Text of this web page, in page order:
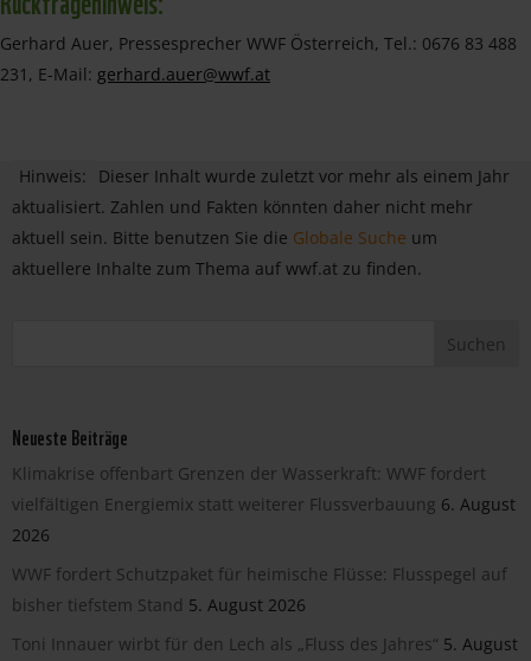
Gerhard Auer, Pressesprecher WWF Österreich, Tel.: 0676 83 488
231, E-Mail: gerhard.auer@wwf.at
Hinweis:
Dieser Inhalt wurde zuletzt vor mehr als einem Jahr
aktualisiert. Zahlen und Fakten könnten daher nicht mehr
aktuell sein. Bitte benutzen Sie die Globale Suche um
aktuellere Inhalte zum Thema auf wwf.at zu finden.
Neueste Beiträge
Klimakrise offenbart Grenzen der Wasserkraft: WWF fordert
vielfältigen Energiemix statt weiterer Flussverbauung 6. August
2026
WWF fordert Schutzpaket für heimische Flüsse: Flusspegel auf
bisher tiefstem Stand 5. August 2026
Toni Innauer wirbt für den Lech als „Fluss des Jahres“ 5. August